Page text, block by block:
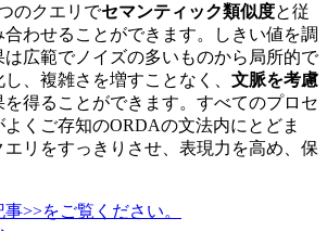
のクエリでセマンティック類似度と従
わせることができます。しきい値を調
広範でノイズの多いものから局所的で
、複雑さを増すことなく、 文脈を考慮
得ることができます。すべてのプロセ
くご存知のORDAの文法内にとどま
エリをすっきりさせ、表現力を高め、保
>>をご覧ください。